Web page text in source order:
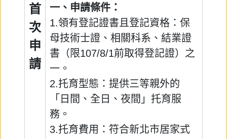
首
次
申
請
一、申請條件：
1.領有登記證書且登記資格：保
母技術士證、相關科系、結業證
書（限107/8/1前取得登記證）之
一。
2.托育型態：提供三等親外的
「日間、全日、夜間」托育服
務。
3.托育費用：符合新北市居家式